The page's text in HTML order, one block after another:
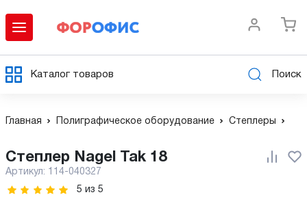
Каталог товаров Поиск
Главная Полиграфическое оборудование Степлеры
Степлер Nagel Tak 18
Артикул: 114-040327
5 из 5